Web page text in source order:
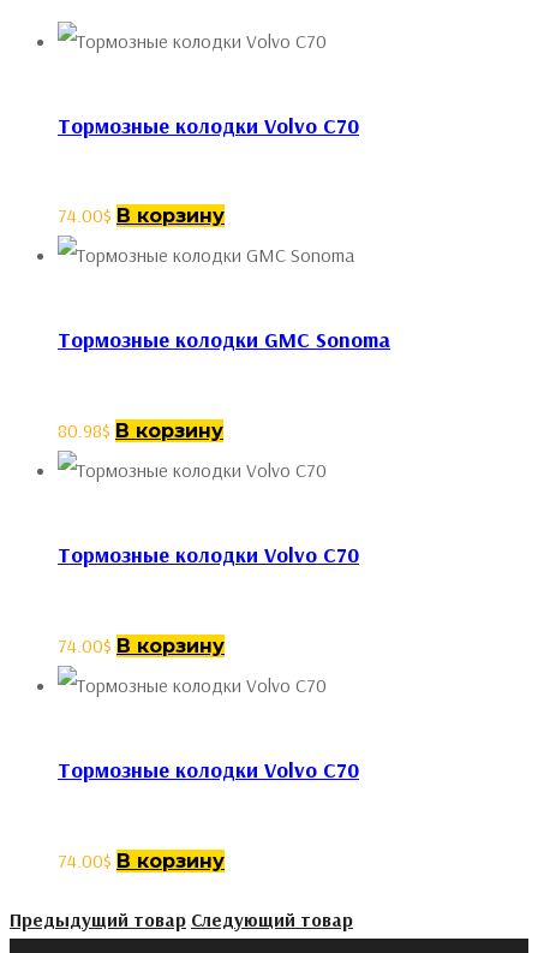
Тормозные колодки Volvo C70
74.00$ В корзину
Тормозные колодки GMC Sonoma
80.98$ В корзину
Тормозные колодки Volvo C70
74.00$ В корзину
Тормозные колодки Volvo C70
74.00$ В корзину
Предыдущий товар Следующий товар